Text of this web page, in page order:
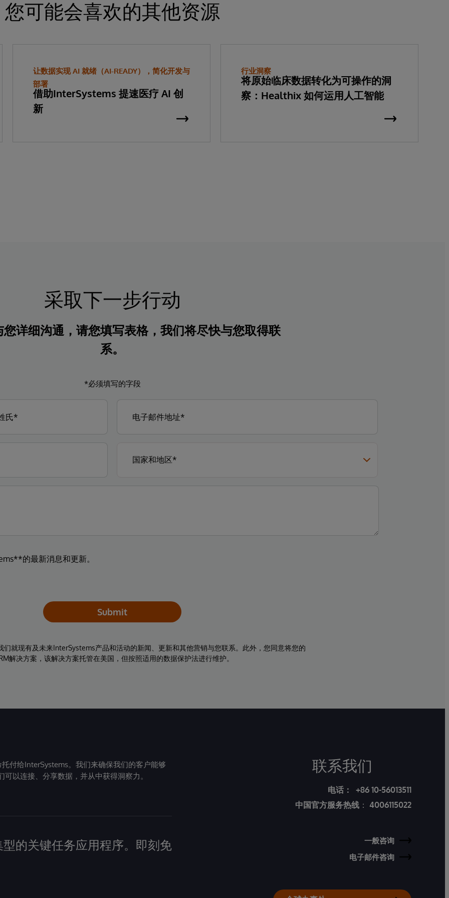
您可能会喜欢的其他资源
让数据实现 AI 就绪（AI-READY），简化开发与
部署
借助InterSystems 提速医疗 AI 创
新
行业洞察
将原始临床数据转化为可操作的洞
察：Healthix 如何运用人工智能
采取下一步行动
详细沟通，请您填写表格，我们将尽快与您取得联
系。
*必须填写的字段
的最新消息和更新。
Submit
就现有及未来InterSystems产品和活动的新闻、更新和其他营销与您联系。此外，您同意将您的
解决方案，该解决方案托管在美国，但按照适用的数据保护法进行维护。
付给InterSystems。我们来确保我们的客户能够
以连接、分享数据，并从中获得洞察力。
的关键任务应用程序。即刻免
联系我们
电话：
+86 10-56013511
中国官方服务热线 ： 4006115022
一般咨询
电子邮件咨询